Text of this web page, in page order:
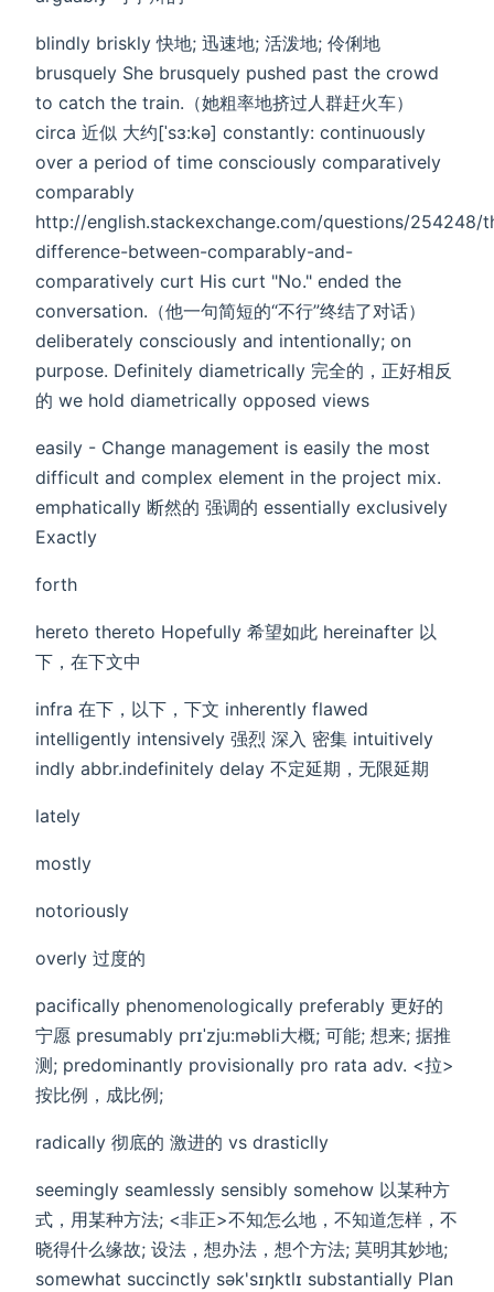
blindly briskly 快地; 迅速地; 活泼地; 伶俐地
brusquely She brusquely pushed past the crowd
to catch the train.（她粗率地挤过人群赶火车）
circa 近似 大约[ˈsɜ:kə] constantly: continuously
over a period of time consciously comparatively
comparably
http://english.stackexchange.com/questions/254248/
difference-between-comparably-and-
comparatively curt His curt "No." ended the
conversation.（他一句简短的“不行”终结了对话）
deliberately consciously and intentionally; on
purpose. Definitely diametrically 完全的，正好相反
的 we hold diametrically opposed views
easily - Change management is easily the most
difficult and complex element in the project mix.
emphatically 断然的 强调的 essentially exclusively
Exactly
forth
hereto thereto Hopefully 希望如此 hereinafter 以
下，在下文中
infra 在下，以下，下文 inherently flawed
intelligently intensively 强烈 深入 密集 intuitively
indly abbr.indefinitely delay 不定延期，无限延期
lately
mostly
notoriously
overly 过度的
pacifically phenomenologically preferably 更好的
宁愿 presumably prɪˈzju:məbli大概; 可能; 想来; 据推
测; predominantly provisionally pro rata adv. <拉>
按比例，成比例;
radically 彻底的 激进的 vs drasticlly
seemingly seamlessly sensibly somehow 以某种方
式，用某种方法; <非正>不知怎么地，不知道怎样，不
晓得什么缘故; 设法，想办法，想个方法; 莫明其妙地;
somewhat succinctly sək'sɪŋktlɪ substantially Plan